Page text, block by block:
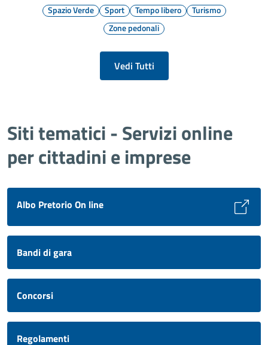
Spazio Verde
Sport Tempo libero
Turismo
Zone pedonali
Vedi Tutti
Siti tematici - Servizi online
per cittadini e imprese
Albo Pretorio On line
Bandi di gara
Concorsi
Regolamenti